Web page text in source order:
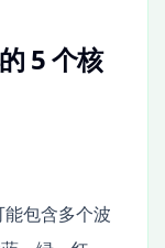
5 个核
包含多个波